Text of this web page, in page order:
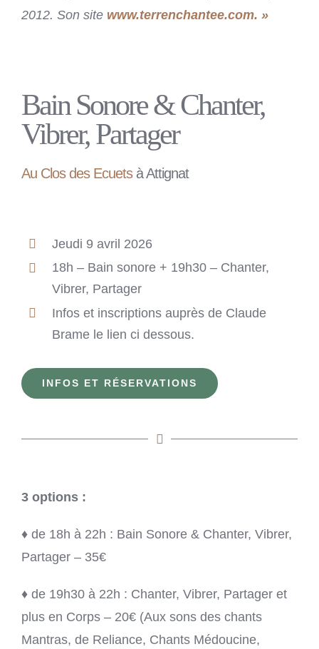
2012. Son site www.terrenchantee.com. »
Bain Sonore & Chanter,
Vibrer, Partager
Au Clos des Ecuetsà Attignat
Jeudi 9 avril 2026
18h – Bain sonore + 19h30 – Chanter,
Vibrer, Partager
Infos et inscriptions auprès de Claude
Brame le lien ci dessous.
INFOS ET RÉSERVATIONS
3 options :
♦ de 18h à 22h : Bain Sonore & Chanter, Vibrer,
Partager – 35€
♦ de 19h30 à 22h : Chanter, Vibrer, Partager et
plus en Corps – 20€ (Aux sons des chants
Mantras, de Reliance, Chants Médoucine,